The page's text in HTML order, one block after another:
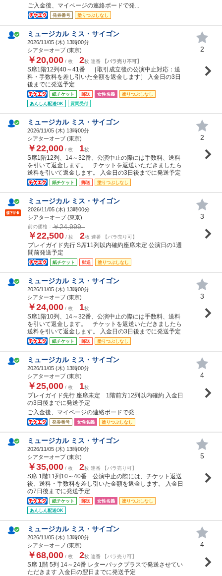
ご入金後、マイページの連絡ボードで発...
発券番号 塗りつぶしなし
ミュージカル ミス・サイゴン
2026/11/05 (木) 13時00分
シアターオーブ (東京)
￥20,000 / 枚 2枚 連番 【バラ売り不可】
S席1階12列40～41番 ［取引成立後の公演中止対応：送
料・手数料を差し引いた全額を返金します］ 入金日の3日
後までに発送予定
紙チケット 郵送 女性名義
塗りつぶしなし
あんしん配送OK
質問受付
2
ミュージカル ミス・サイゴン
2026/11/05 (木) 13時00分
シアターオーブ (東京)
￥22,000 / 枚 1枚
S席1階12列、14～32番、公演中止の際には手数料、送料
を引いて返金します。 チケットを返送いただきましたら
送料を引いて返金します。 入金日の3日後までに発送予定
紙チケット 郵送 塗りつぶしなし
2
ミュージカル ミス・サイゴン
2026/11/05 (木) 13時00分
シアターオーブ (東京)
前の価格： ￥24,999
￥22,500 / 枚 2枚 連番 【バラ売り可】
プレイガイド先行 S席11列以内確約座席未定 公演日の1週
間前発送予定
紙チケット 郵送 塗りつぶしなし
3
ミュージカル ミス・サイゴン
2026/11/05 (木) 13時00分
シアターオーブ (東京)
￥24,000 / 枚 1枚
S席1階10列、14～32番、公演中止の際には手数料、送料
を引いて返金します。 チケットを返送いただきましたら
送料を引いて返金します。 入金日の3日後までに発送予定
紙チケット 郵送 塗りつぶしなし
3
ミュージカル ミス・サイゴン
2026/11/05 (木) 13時00分
シアターオーブ (東京)
￥25,000 / 枚 1枚
プレイガイド先行 座席未定 1階前方12列以内確約 入金日
の3日後までに発送予定
ご入金後、マイページの連絡ボードで発...
発券番号 女性名義 塗りつぶしなし
4
ミュージカル ミス・サイゴン
2026/11/05 (木) 13時00分
シアターオーブ (東京)
￥35,000 / 枚 2枚 連番 【バラ売り可】
S席 1階11列10～40番 公演中止の際には、チケット返送
後、送料・手数料を差し引いた金額を返金します。 入金日
の7日後までに発送予定
紙チケット 郵送 女性名義
塗りつぶしなし
あんしん配送OK
5
ミュージカル ミス・サイゴン
2026/11/05 (木) 13時00分
シアターオーブ (東京)
￥68,000 / 枚 2枚 連番 【バラ売り可】
S席 1階 5列 14～24番 レターパックプラスで発送させてい
ただきます 入金日の翌日までに発送予定
4